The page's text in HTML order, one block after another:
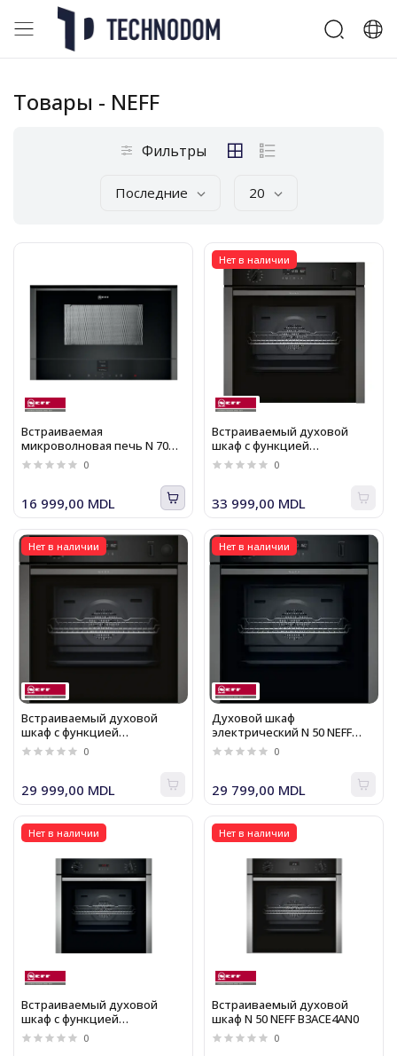
Товары - NEFF
Фильтры
Последние 20
Встраиваемая
микроволновая печь N 70
NEFF C17WR00G0
0
16 999,00 MDL
Нет в наличии
Встраиваемый духовой
шкаф с функцией
добавления пара N 50 NEFF
B5AVM7AG0
0
33 999,00 MDL
Нет в наличии
Встраиваемый духовой
шкаф с функцией
добавления пара N 50 NEFF
B4AVM4AG0
0
29 999,00 MDL
Нет в наличии
Духовой шкаф
электрический N 50 NEFF
B5ACH7AG0 0
29 799,00 MDL
Нет в наличии
Встраиваемый духовой
шкаф с функцией
добавления пара N 30 NEFF
B2AVG6AN0
0
Нет в наличии
Встраиваемый духовой
шкаф N 50 NEFF B3ACE4AN0
0